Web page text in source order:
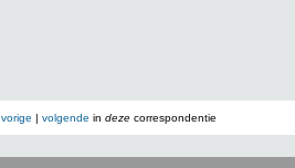
vorige | volgende in deze correspondentie